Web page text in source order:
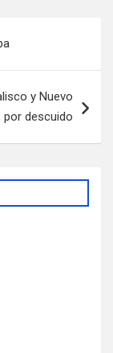
y Nuevo
por descuido